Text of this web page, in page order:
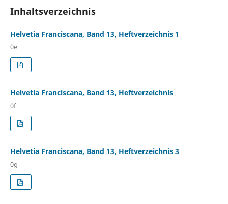
Inhaltsverzeichnis
Helvetia Franciscana, Band 13, Heftverzeichnis 1
0e
Helvetia Franciscana, Band 13, Heftverzeichnis
0f
Helvetia Franciscana, Band 13, Heftverzeichnis 3
0g